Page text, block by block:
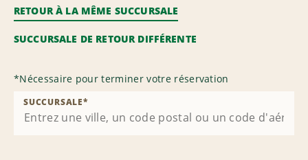
RETOUR À LA MÊME SUCCURSALE
SUCCURSALE DE RETOUR DIFFÉRENTE
*Nécessaire pour terminer votre réservation
SUCCURSALE*